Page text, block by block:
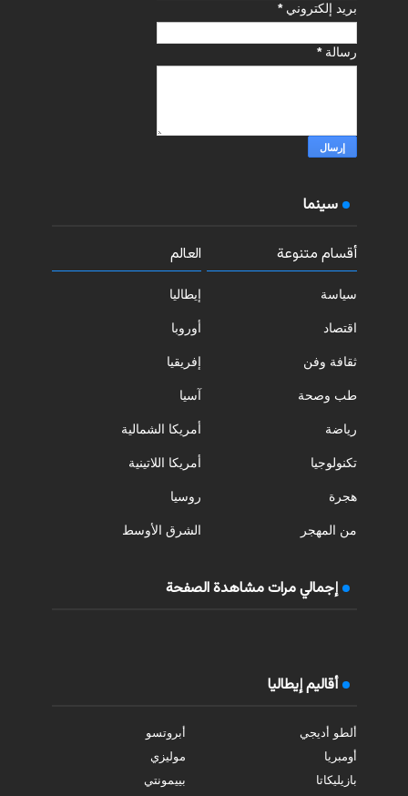
بريد إلكتروني*
رسالة*
سينما
أقسام متنوعة
سياسة
اقتصاد
ثقافة وفن
طب وصحة
رياضة
تكنولوجيا
هجرة
من المهجر
العالم
إيطاليا
أوروبا
إفريقيا
آسيا
أمريكا الشمالية
أمريكا اللاتينية
روسيا
الشرق الأوسط
إجمالي مرات مشاهدة الصفحة
أقاليم إيطاليا
ألطو أديجي
أبروتسو
أومبريا
موليزي
بازيليكاتا
بييمونتي